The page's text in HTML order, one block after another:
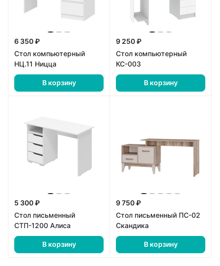
6 350 ₽
Стол компьютерный
НЦ.11 Ницца
В корзину
9 250 ₽
Стол компьютерный
КС-003
В корзину
5 300 ₽
Стол письменный
СТП-1200 Алиса
В корзину
9 750 ₽
Стол письменный ПС-02
Скандика
В корзину